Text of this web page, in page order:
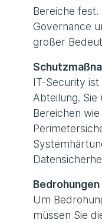
Bereiche fest.
Governance
großer
IT-Security ist
Abteilung. Sie
Bereichen
Um
müssen Sie